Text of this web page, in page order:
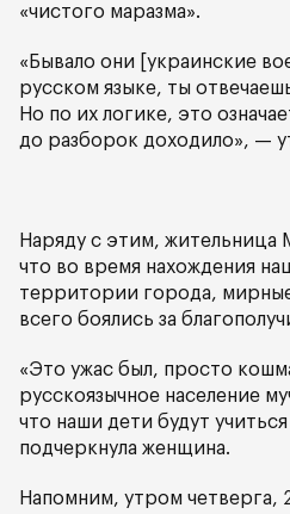
«чистого маразма».
«Бывало они [украинские
русском языке, ты
Но по их логике, это
до разборок доходило», —
Наряду с этим, жительница
что во время нахождения
территории города,
всего боялись за
«Это ужас был, просто
русскоязычное население
что наши дети будут
подчеркнула женщина.
Напомним, утром четверга,